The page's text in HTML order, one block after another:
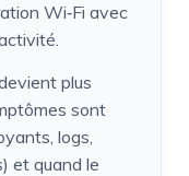
Wi‑Fi avec
plus
sont
logs,
et quand le